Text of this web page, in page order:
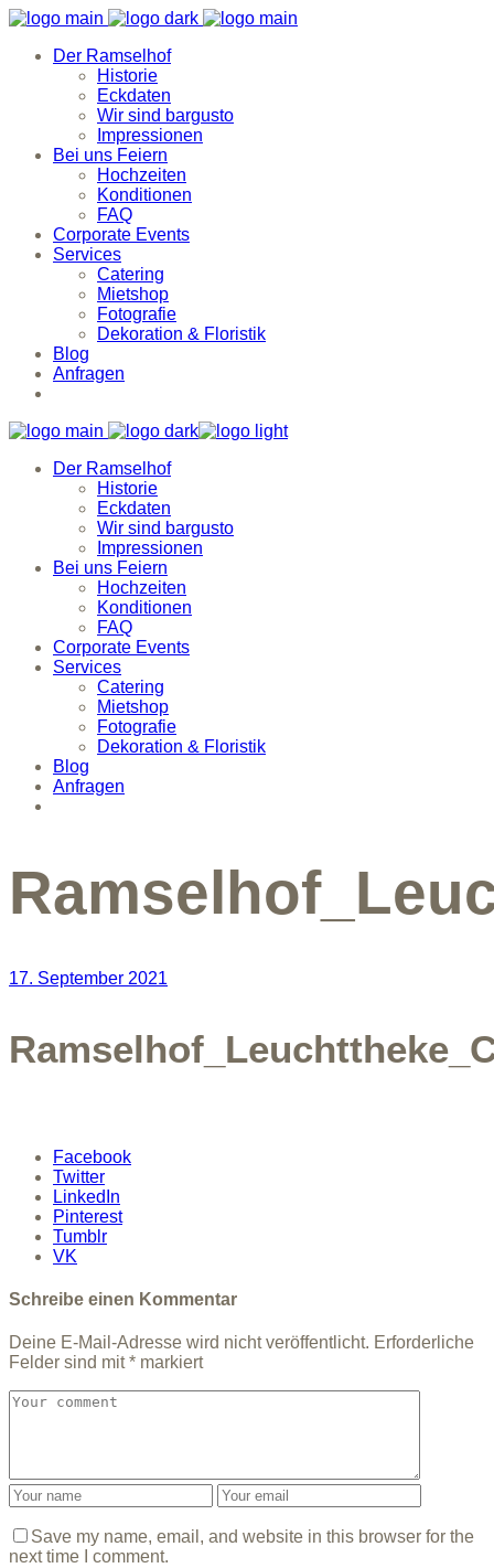
Der Ramselhof
Historie
Eckdaten
Wir sind bargusto
Impressionen
Bei uns Feiern
Hochzeiten
Konditionen
FAQ
Corporate Events
Services
Catering
Mietshop
Fotografie
Dekoration & Floristik
Blog
Anfragen
Der Ramselhof
Historie
Eckdaten
Wir sind bargusto
Impressionen
Bei uns Feiern
Hochzeiten
Konditionen
FAQ
Corporate Events
Services
Catering
Mietshop
Fotografie
Dekoration & Floristik
Blog
Anfragen
17. September 2021
Facebook
Twitter
LinkedIn
Pinterest
Tumblr
VK
Schreibe einen Kommentar
Deine E-Mail-Adresse wird nicht veröffentlicht. Erforderliche
Felder sind mit* markiert
Save my name, email, and website in this browser for the
next time I comment.